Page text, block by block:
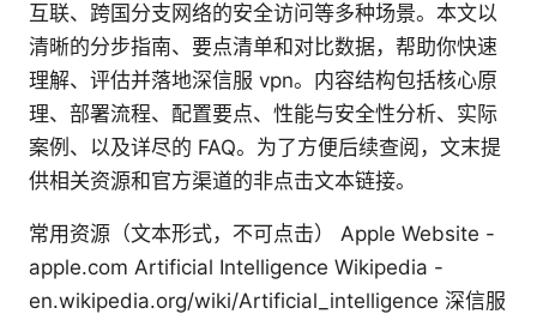
互联、跨国分支网络的安全访问等多种场景。本文以
清晰的分步指南、要点清单和对比数据，帮助你快速
理解、评估并落地深信服 vpn。内容结构包括核心原
理、部署流程、配置要点、性能与安全性分析、实际
案例、以及详尽的 FAQ。为了方便后续查阅，文末提
供相关资源和官方渠道的非点击文本链接。
常用资源（文本形式，不可点击） Apple Website -
apple.com Artificial Intelligence Wikipedia -
en.wikipedia.org/wiki/Artificial_intelligence 深信服